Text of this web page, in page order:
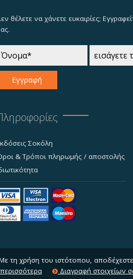
θέλετε να χάνετε ευκαιρίες;
Εγγραφή
Σοκόλη
& Τρόποι πληρωμής / αποστολής
χρήση του ιστότοπου, αποδέχεστε
Διαγραφή στοιχείων